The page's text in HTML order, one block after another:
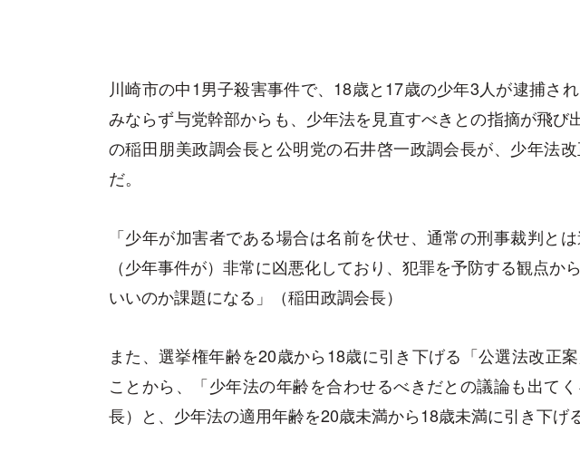
川崎市の中1男子殺害事件で、18歳と17歳の少年3人が逮捕さ
みならず与党幹部からも、少年法を見直すべきとの指摘が飛び
の稲田朋美政調会長と公明党の石井啓一政調会長が、少年法
だ。
「少年が加害者である場合は名前を伏せ、通常の刑事裁判と
（少年事件が）非常に凶悪化しており、犯罪を予防する観点か
いいのか課題になる」（稲田政調会長）
また、選挙権年齢を20歳から18歳に引き下げる「公選法改正
ことから、「少年法の年齢を合わせるべきだとの議論も出て
長）と、少年法の適用年齢を20歳未満から18歳未満に引き下げ